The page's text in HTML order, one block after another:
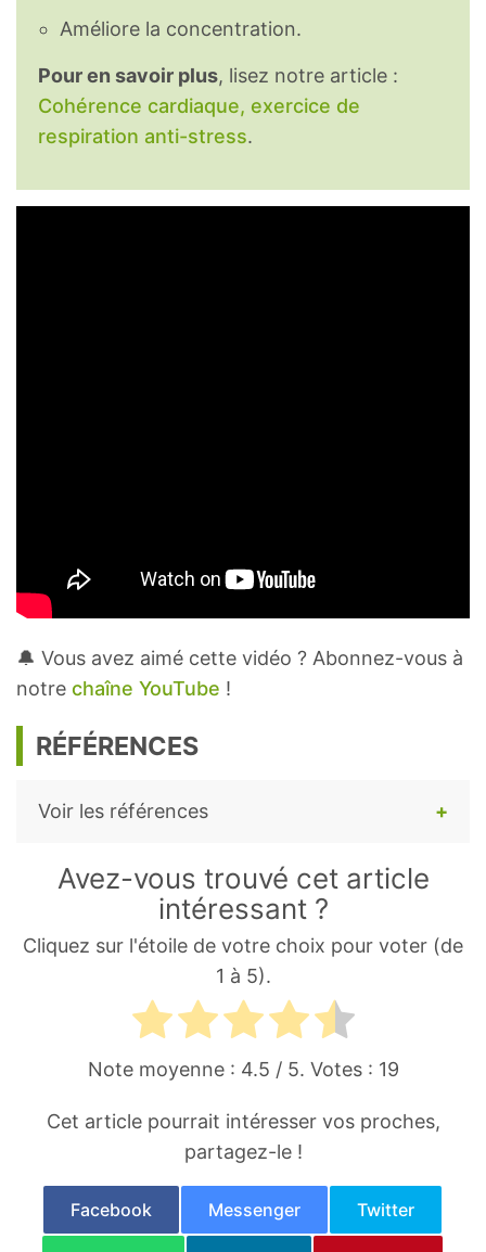
Améliore la concentration.
Pour en savoir plus, lisez notre article :
Cohérence cardiaque, exercice de
respiration anti-stress.
🔔 Vous avez aimé cette vidéo ? Abonnez-vous à
notre chaîne YouTube !
RÉFÉRENCES
Voir les références
Puissance de la Méditationde Joseph
How to Meditate: A Guide to Self-
de Lawrence LeShan.
Le Bonheur de la Méditationde Yongey
Mingyour Rinpotché.
Mind and Life Institute
(https://www.mindandlife.org).
Méditation France
(https://www.meditationfrance.com).
Avez-vous trouvé cet article
intéressant ?
Cliquez sur l'étoile de votre choix pour voter (de
1 à 5).
Note moyenne : 4.5 / 5. Votes : 19
Cet article pourrait intéresser vos proches,
partagez-le !
Facebook Messenger Twitter